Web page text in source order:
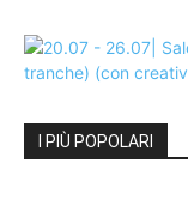
I PIÙ POPOLARI